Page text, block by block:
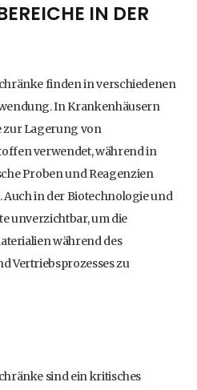
IN DER
finden in verschiedenen
In Krankenhäusern
zur Lagerung von
verwendet, während in
Proben und Reagenzien
in der Biotechnologie und
unverzichtbar, um die
während des
Vertriebsprozesses zu
sind ein kritisches